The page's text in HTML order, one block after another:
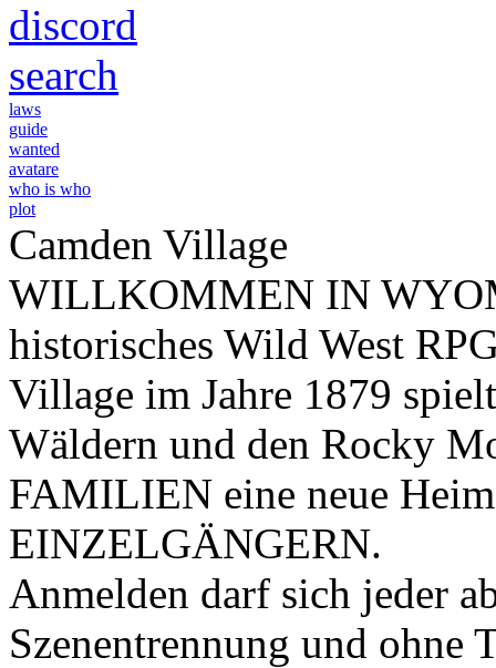
discord
search
laws
guide
wanted
avatare
who is who
plot
Camden Village
WILLKOMMEN IN
historisches Wild West
Village im Jahre 1879
Wäldern und den Rocky
FAMILIEN eine neue
EINZELGÄNGERN.
Anmelden darf sich jeder
Szenentrennung und ohne